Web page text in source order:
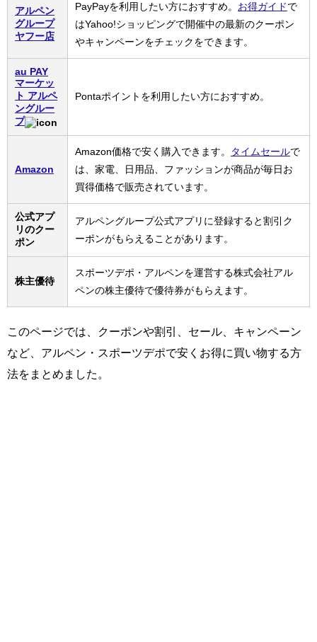
アルペン
グループ
ヤフー店
PayPayを利用したい方におすすめ。 お得ガイドで
はYahoo!ショッピングで開催中の最新のクーポン
やキャンペーンをチェックをできます。
au PAY
マーケッ
ト アルペ
ングルー
プ
Pontaポイントを利用したい方におすすめ。
Amazon
Amazon価格で安く購入できます。 タイムセールで
は、家電、日用品、ファッションが商品が毎日お
買得価格で販売されています。
公式アプ
リのクー
ポン
アルペングループ公式アプリに登録すると割引ク
ーポンがもらえることがあります。
株主優待
スポーツデポ・アルペンを運営する株式会社アル
ペンの株主優待で優待券がもらえます。
このページでは、クーポンや割引、セール、キャンペーン
など、アルペン・スポーツデポで安くお得に買い物する方
法をまとめました。